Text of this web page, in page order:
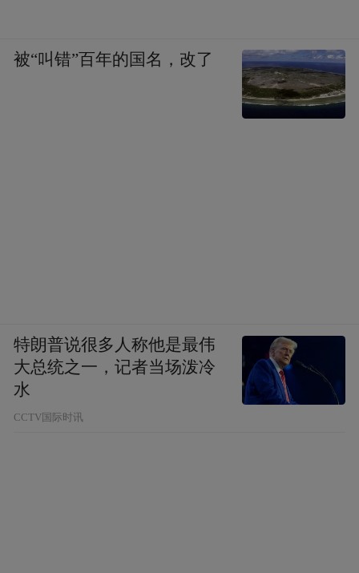
被“叫错”百年的国名，改了
特朗普说很多人称他是最伟
大总统之一，记者当场泼冷
水
CCTV国际时讯